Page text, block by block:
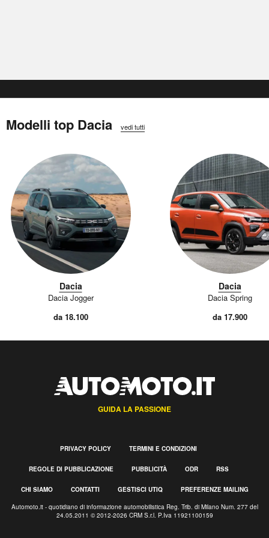
Modelli top Dacia vedi tutti
Dacia
Dacia Jogger
da 18.100
Dacia
Dacia Spring
da 17.900
GUIDA LA PASSIONE
PRIVACY POLICY TERMINI E CONDIZIONI
REGOLE DI PUBBLICAZIONE PUBBLICITÀ ODR RSS
CHI SIAMO CONTATTI GESTISCI UTIQ PREFERENZE MAILING
Automoto.it - quotidiano di informazione automobilistica Reg. Trib. di Milano Num. 277 del
24.05.2011 © 2012-2026 CRM S.r.l. P.Iva 11921100159